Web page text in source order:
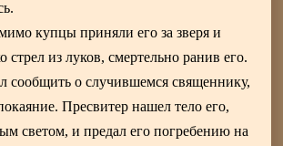
купцы приняли его за зверя и
стрел из луков, смертельно ранив его.
сообщить о случившемся священнику,
Пресвитер нашел тело его,
светом, и предал его погребению на